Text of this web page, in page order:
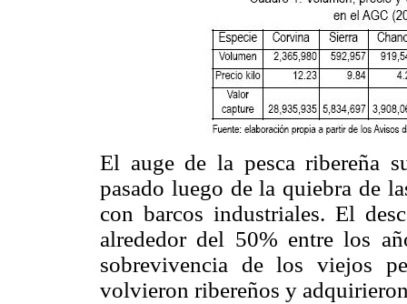
El auge de la pesca ribereña
pasado luego de la quiebra de
con barcos industriales. El
alrededor del 50% entre los
sobrevivencia de los viejos
volvieron ribereños y